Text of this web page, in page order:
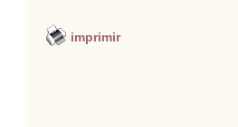
imprimir